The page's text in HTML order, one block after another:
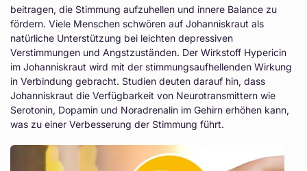
beitragen, die Stimmung aufzuhellen und innere Balance zu
fördern. Viele Menschen schwören auf Johanniskraut als
natürliche Unterstützung bei leichten depressiven
Verstimmungen und Angstzuständen. Der Wirkstoff Hypericin
im Johanniskraut wird mit der stimmungsaufhellenden Wirkung
in Verbindung gebracht. Studien deuten darauf hin, dass
Johanniskraut die Verfügbarkeit von Neurotransmittern wie
Serotonin, Dopamin und Noradrenalin im Gehirn erhöhen kann,
was zu einer Verbesserung der Stimmung führt.